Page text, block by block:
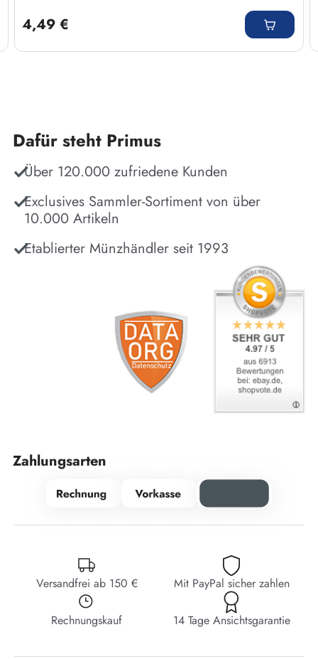
4,49 €
Dafür steht Primus
Über 120.000 zufriedene Kunden
Exclusives Sammler-Sortiment von über
10.000 Artikeln
Etablierter Münzhändler seit 1993
Zahlungsarten
Versandfrei ab 150 € Mit PayPal sicher zahlen
Rechnungskauf 14 Tage Ansichtsgarantie